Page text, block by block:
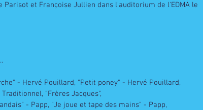
Parisot et Françoise Jullien dans l'auditorium de l'EDMA le
- Hervé Pouillard, "Petit poney" - Hervé Pouillard,
Traditionnel, "Frères Jacques",
- Papp, "Je joue et tape des mains" - Papp,